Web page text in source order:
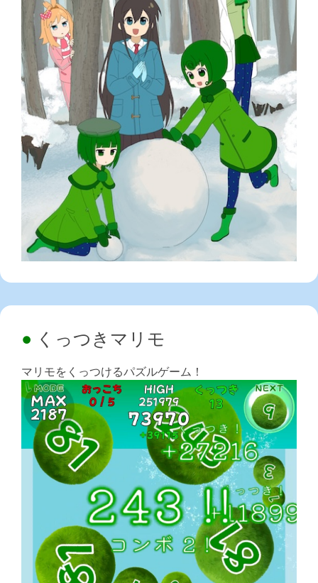
くっつきマリモ
マリモをくっつけるパズルゲーム！